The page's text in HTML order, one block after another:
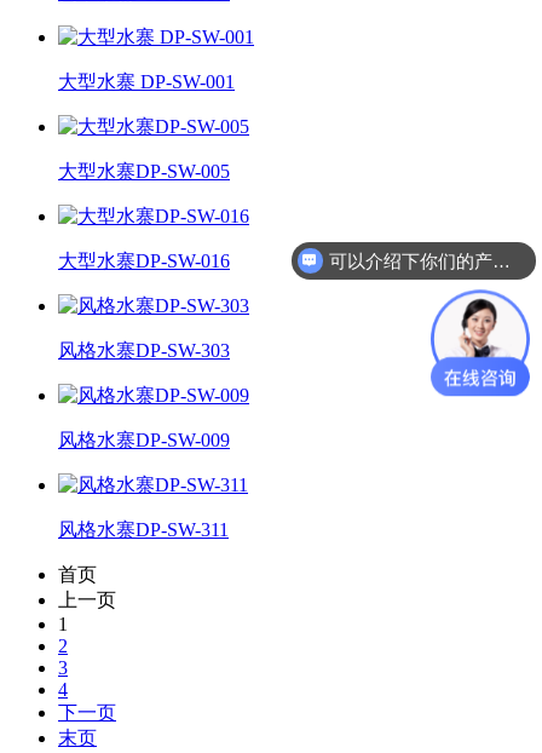
大型水寨 DP-SW-001
大型水寨DP-SW-005
大型水寨DP-SW-016
风格水寨DP-SW-303
风格水寨DP-SW-009
风格水寨DP-SW-311
首页
上一页
1
2
3
4
下一页
末页
可以介绍下你们的产品么？